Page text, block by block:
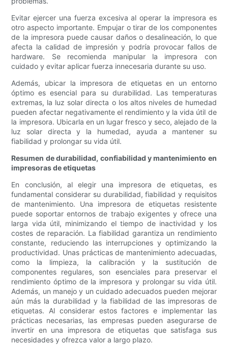
Evitar ejercer una fuerza excesiva al operar la impresora es
otro aspecto importante. Empujar o tirar de los componentes
de la impresora puede causar daños o desalineación, lo que
afecta la calidad de impresión y podría provocar fallos de
hardware. Se recomienda manipular la impresora con
cuidado y evitar aplicar fuerza innecesaria durante su uso.
Además, ubicar la impresora de etiquetas en un entorno
óptimo es esencial para su durabilidad. Las temperaturas
extremas, la luz solar directa o los altos niveles de humedad
pueden afectar negativamente el rendimiento y la vida útil de
la impresora. Ubicarla en un lugar fresco y seco, alejado de la
luz solar directa y la humedad, ayuda a mantener su
fiabilidad y prolongar su vida útil.
Resumen de durabilidad, confiabilidad y mantenimiento en
impresoras de etiquetas
En conclusión, al elegir una impresora de etiquetas, es
fundamental considerar su durabilidad, fiabilidad y requisitos
de mantenimiento. Una impresora de etiquetas resistente
puede soportar entornos de trabajo exigentes y ofrece una
larga vida útil, minimizando el tiempo de inactividad y los
costes de reparación. La fiabilidad garantiza un rendimiento
constante, reduciendo las interrupciones y optimizando la
productividad. Unas prácticas de mantenimiento adecuadas,
como la limpieza, la calibración y la sustitución de
componentes regulares, son esenciales para preservar el
rendimiento óptimo de la impresora y prolongar su vida útil.
Además, un manejo y un cuidado adecuados pueden mejorar
aún más la durabilidad y la fiabilidad de las impresoras de
etiquetas. Al considerar estos factores e implementar las
prácticas necesarias, las empresas pueden asegurarse de
invertir en una impresora de etiquetas que satisfaga sus
necesidades y ofrezca valor a largo plazo.